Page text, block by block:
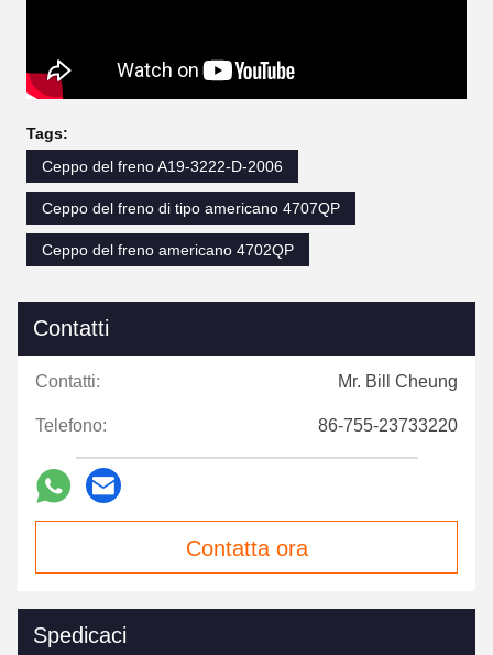
Tags:
Ceppo del freno A19-3222-D-2006
Ceppo del freno di tipo americano 4707QP
Ceppo del freno americano 4702QP
Contatti
Contatti: Mr. Bill Cheung
Telefono: 86-755-23733220
Contatta ora
Spedicaci